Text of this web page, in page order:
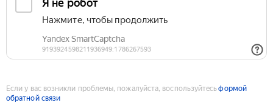
Если у вас возникли проблемы, пожалуйста, воспользуйтесьформой
обратной связи